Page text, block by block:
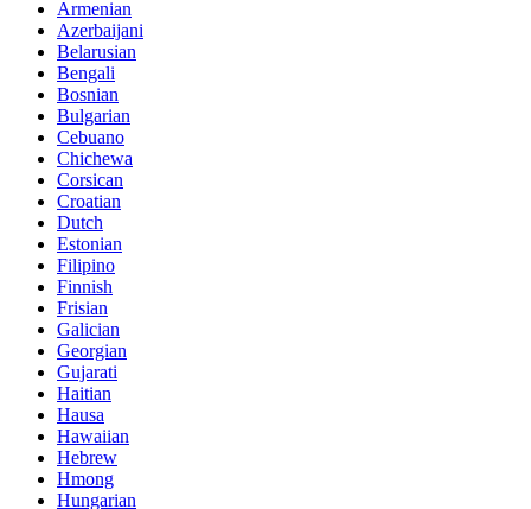
Armenian
Azerbaijani
Belarusian
Bengali
Bosnian
Bulgarian
Cebuano
Chichewa
Corsican
Croatian
Dutch
Estonian
Filipino
Finnish
Frisian
Galician
Georgian
Gujarati
Haitian
Hausa
Hawaiian
Hebrew
Hmong
Hungarian